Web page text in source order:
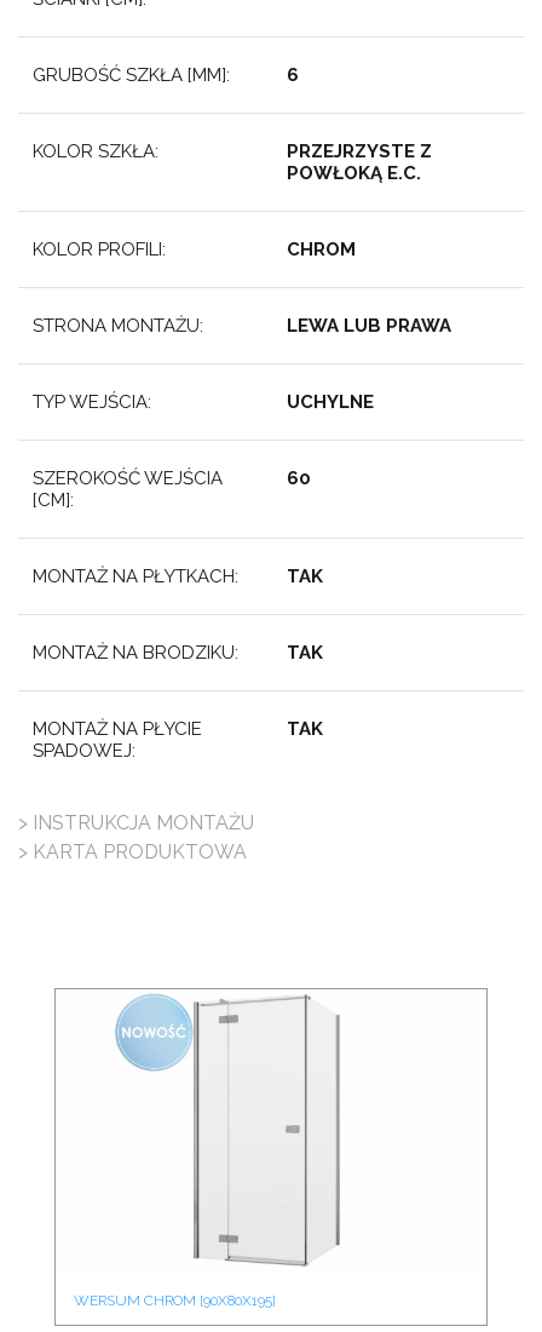
GRUBOŚĆ SZKŁA [MM]: 6
KOLOR SZKŁA:
PRZEJRZYSTE Z
POWŁOKĄ E.C.
KOLOR PROFILI: CHROM
STRONA MONTAŻU: LEWA LUB PRAWA
TYP WEJŚCIA: UCHYLNE
SZEROKOŚĆ WEJŚCIA
[CM]:
60
MONTAŻ NA PŁYTKACH: TAK
MONTAŻ NA BRODZIKU: TAK
MONTAŻ NA PŁYCIE
SPADOWEJ:
TAK
> INSTRUKCJA MONTAŻU
> KARTA PRODUKTOWA
WERSUM CHROM [90X80X195]